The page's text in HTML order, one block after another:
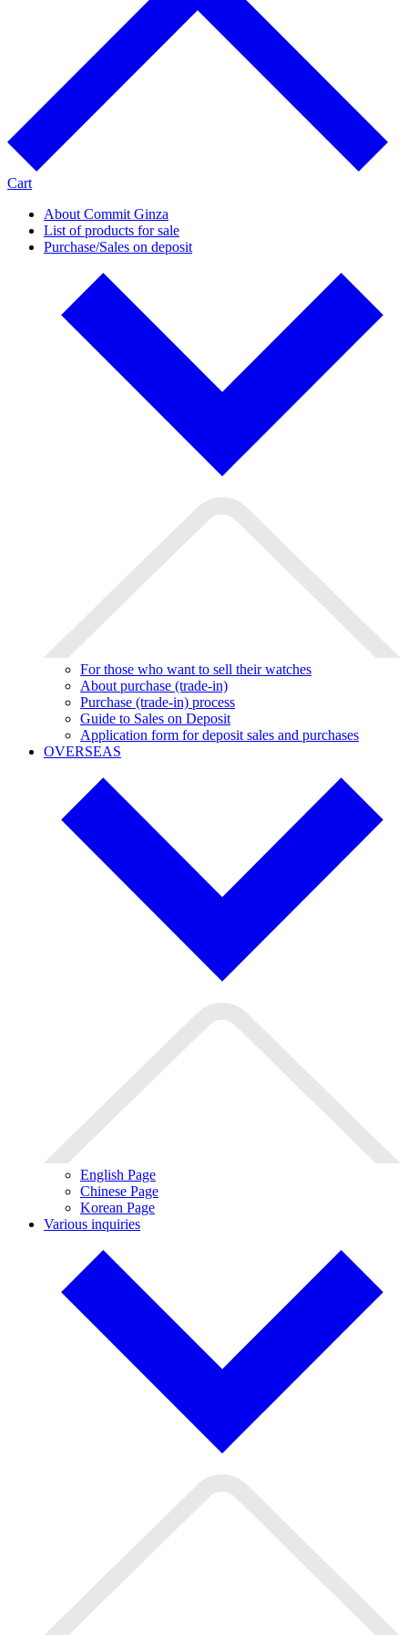
Cart
About Commit Ginza
List of products for sale
Purchase/Sales on deposit
For those who want to sell their watches
About purchase (trade-in)
Purchase (trade-in) process
Guide to Sales on Deposit
Application form for deposit sales and purchases
OVERSEAS
English Page
Chinese Page
Korean Page
Various inquiries